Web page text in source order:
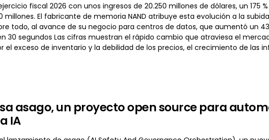
fiscal 2026 con unos ingresos de 20.250 millones de dólares, un 175
millones. El fabricante de memoria NAND atribuye esta evolución a la
todo, al avance de su negocio para centros de datos, que aumentó un
30 segundos Las cifras muestran el rápido cambio que atraviesa el
el exceso de inventario y la debilidad de los precios, el crecimiento de las
asago, un proyecto open source para
IA